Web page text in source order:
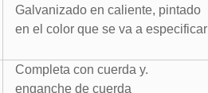
Galvanizado en caliente, pintado
en el color que se va a especificar
Completa con cuerda y.
enganche de cuerda